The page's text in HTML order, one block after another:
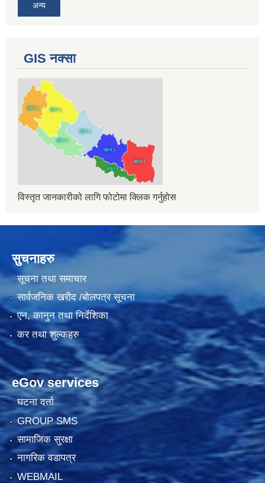
अन्य
GIS नक्सा
विस्तृत जानकारीको लागि फोटोमा क्लिक गर्नुहोस
सुचनाहरु
सूचना तथा समाचार
सार्वजनिक खरीद /बोलपत्र सूचना
एन, कानुन तथा निर्देशिका
कर तथा शुल्कहरु
eGov services
घटना दर्ता
GROUP SMS
सामाजिक सुरक्षा
नागरिक वडापत्र
WEBMAIL